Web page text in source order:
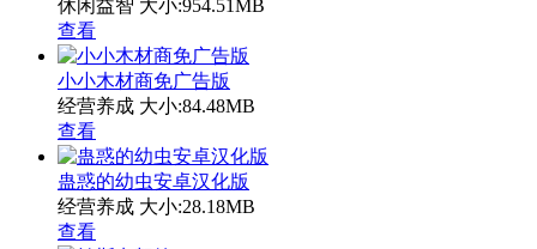
休闲益智 大小:954.51MB
查看
小小木材商免广告版
经营养成 大小:84.48MB
查看
蛊惑的幼虫安卓汉化版
经营养成 大小:28.18MB
查看